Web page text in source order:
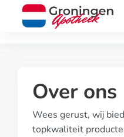
Over ons
Wees gerust, wij
topkwaliteit